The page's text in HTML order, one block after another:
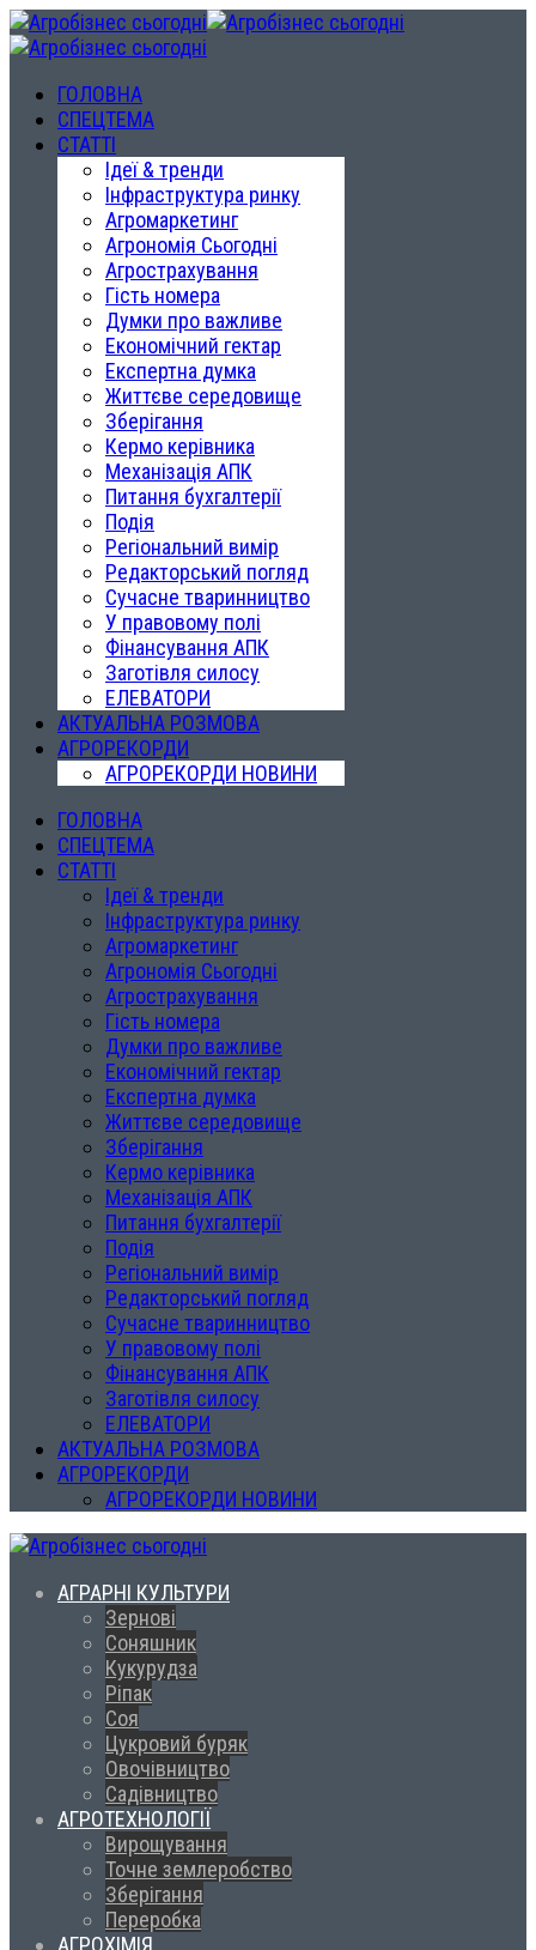
ГОЛОВНА
СПЕЦТЕМА
СТАТТІ
Ідеї & тренди
Інфраструктура ринку
Агромаркетинг
Агрономія Сьогодні
Агрострахування
Гість номера
Думки про важливе
Економічний гектар
Експертна думка
Життєве середовище
Зберігання
Кермо керівника
Механізація АПК
Питання бухгалтерії
Подія
Регіональний вимір
Редакторський погляд
Сучасне тваринництво
У правовому полі
Фінансування АПК
Заготівля силосу
ЕЛЕВАТОРИ
АКТУАЛЬНА РОЗМОВА
АГРОРЕКОРДИ
АГРОРЕКОРДИ НОВИНИ
ГОЛОВНА
СПЕЦТЕМА
СТАТТІ
Ідеї & тренди
Інфраструктура ринку
Агромаркетинг
Агрономія Сьогодні
Агрострахування
Гість номера
Думки про важливе
Економічний гектар
Експертна думка
Життєве середовище
Зберігання
Кермо керівника
Механізація АПК
Питання бухгалтерії
Подія
Регіональний вимір
Редакторський погляд
Сучасне тваринництво
У правовому полі
Фінансування АПК
Заготівля силосу
ЕЛЕВАТОРИ
АКТУАЛЬНА РОЗМОВА
АГРОРЕКОРДИ
АГРОРЕКОРДИ НОВИНИ
АГРАРНІ КУЛЬТУРИ
Зернові
Соняшник
Кукурудза
Ріпак
Соя
Цукровий буряк
Овочівництво
Садівництво
АГРОТЕХНОЛОГІЇ
Вирощування
Точне землеробство
Зберігання
Переробка
АГРОХІМІЯ